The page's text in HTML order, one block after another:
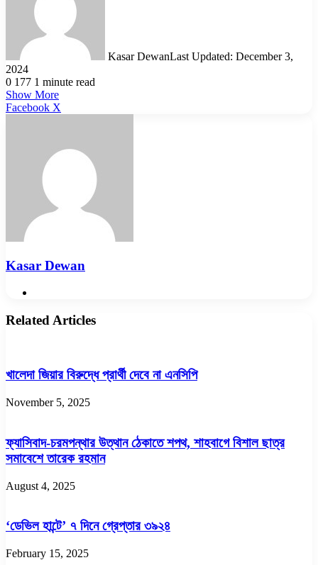
Kasar DewanLast Updated: December 3,
2024
0 177 1 minute read
Show More
Facebook X
Kasar Dewan
Related Articles
খালেদা জিয়ার বিরুদ্ধে প্রার্থী দেবে না এনসিপি
November 5, 2025
ফ্যাসিবাদ-চরমপন্থার উত্থান ঠেকাতে শপথ, শাহবাগে বিশাল ছাত্র
সমাবেশে তারেক রহমান
August 4, 2025
‘ডেভিল হান্টে’ ৭ দিনে গ্রেপ্তার ৩৯২৪
February 15, 2025